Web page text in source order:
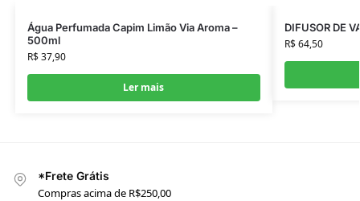
Água Perfumada Capim Limão Via Aroma –
500ml
R$37,90
Ler mais
DIFUSOR DE
R$64,50
*Frete Grátis
Compras acima de R$250,00